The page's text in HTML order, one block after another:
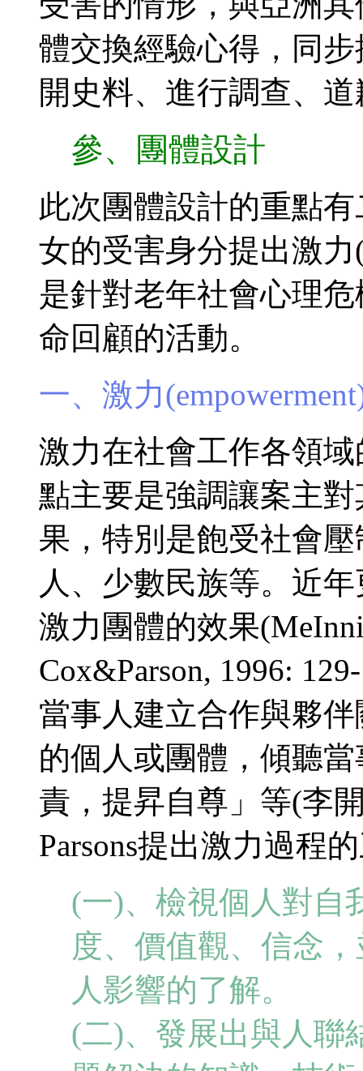
體交換經驗心得，同
開史料、進行調查、
參、團體設計
此次團體設計的重點
女的受害身分提出激力
是針對老年社會心理
命回顧的活動。
一、激力
激力在社會工作各領
點主要是強調讓案主
果，特別是飽受社會
人、少數民族等。近
激力團體的效果
Cox&Parson, 1996:
當事人建立合作與夥
的個人或團體，傾聽
責，提昇自尊」等(李
Parsons提出激力過程
(一)、檢視個人對自
度、價值觀、信念
人影響的了解。
(二)、發展出與人聯